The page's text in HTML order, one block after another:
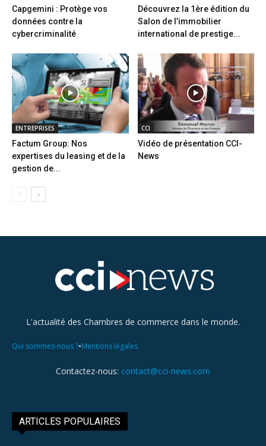
Capgemini : Protège vos
données contre la
cybercriminalité
Découvrez la 1ère édition du
Salon de l’immobilier
international de prestige...
ENTREPRISES
Factum Group: Nos
expertises du leasing et de la
gestion de...
CCI
Vidéo de présentation CCI-
News
L'actualité des Chambres de commerce dans le monde.
Qui sommes-nous ?•Mentions légales
Contactez-nous: contact@cci-news.com
ARTICLES POPULAIRES